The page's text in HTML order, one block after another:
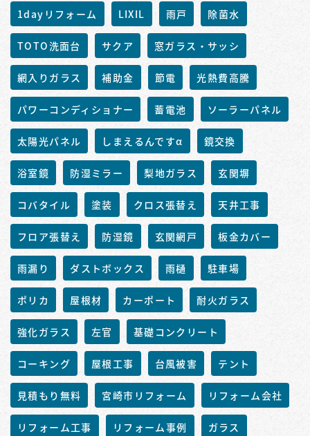
1dayリフォーム LIXIL 雨戸 除菌水
TOTO洗面台 サクア 窓ガラス・サッシ
網入りガラス 補助金 節電 光熱費高騰
パワーコンディショナー 蓄電池 ソーラーパネル
太陽光パネル しまえるんですα 鏡交換
浴室鏡 防湿ミラー 梨地ガラス 玄関塀
コバタイル 塗装 クロス張替え 天井工事
フロア張替え 防湿鏡 玄関網戸 板金カバー
雨漏り ダストボックス 雨樋 駐車場
ポリカ 屋根材 カーポート 耐火ガラス
強化ガラス 左官 基礎コンクリート
コーキング 屋根工事 台風被害 テント
見積もり無料 宮崎市リフォーム リフォーム会社
リフォーム工事 リフォーム事例 ガラス